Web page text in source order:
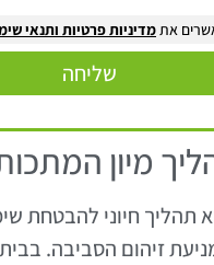
את מדיניות פרטיות ותנאי
שליחה
מיון
תהליך חיוני להבטחת
זיהום הסביבה.